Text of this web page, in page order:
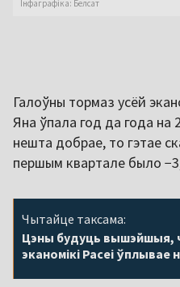
Галоўны тормаз усёй
Яна ўпала год да года на
нешта добрае, то гэтае
першым квартале было
Чытайце таксама:
Цэны будуць вышэйшыя,
эканомікі Расеі ўплывае